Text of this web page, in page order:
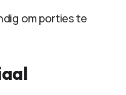
om porties te